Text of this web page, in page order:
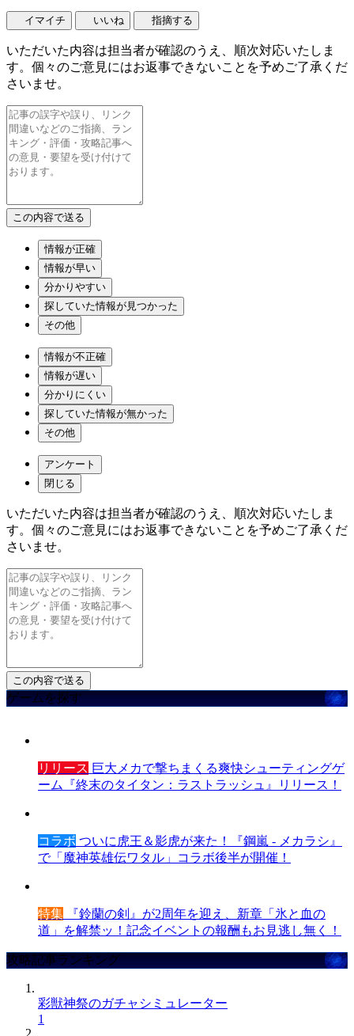
イマイチ いいね 指摘する
いただいた内容は担当者が確認のうえ、順次対応いたしま
す。個々のご意見にはお返事できないことを予めご了承くだ
さいませ。
情報が正確
情報が早い
分かりやすい
探していた情報が見つかった
その他
情報が不正確
情報が遅い
分かりにくい
探していた情報が無かった
その他
アンケート
閉じる
いただいた内容は担当者が確認のうえ、順次対応いたしま
す。個々のご意見にはお返事できないことを予めご了承くだ
さいませ。
ゲームを探す
リリース 巨大メカで撃ちまくる爽快シューティングゲ
ーム『終末のタイタン：ラストラッシュ』リリース！
コラボ ついに虎王＆影虎が来た！『鋼嵐 - メカラシ』
で「魔神英雄伝ワタル」コラボ後半が開催！
特集 『鈴蘭の剣』が2周年を迎え、新章「氷と血の
道」を解禁ッ！記念イベントの報酬もお見逃し無く！
攻略記事ランキング
彩獣神祭のガチャシミュレーター
1